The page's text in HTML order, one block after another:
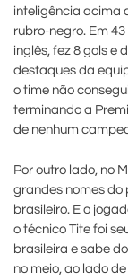
inteligência acima
rubro-negro. Em
inglês, fez 8 gols e
destaques da
o time não
terminando a
de nenhum
Por outro lado, no
grandes nomes do
brasileiro. E o
o técnico Tite foi
brasileira e sabe
no meio, ao lado